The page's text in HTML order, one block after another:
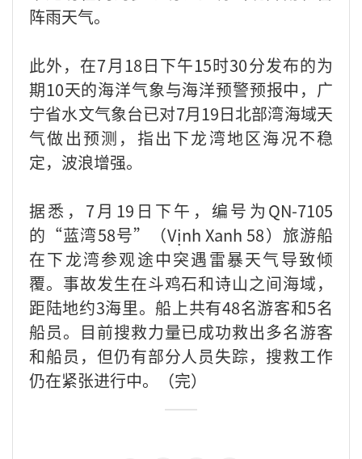
阵雨天气。
此外，在7月18日下午15时30分发布的为
期10天的海洋气象与海洋预警预报中，广
宁省水文气象台已对7月19日北部湾海域天
气做出预测，指出下龙湾地区海况不稳
定，波浪增强。
据悉，7月19日下午，编号为QN-7105
的“蓝湾58号”（Vịnh Xanh 58）旅游船
在下龙湾参观途中突遇雷暴天气导致倾
覆。事故发生在斗鸡石和诗山之间海域，
距陆地约3海里。船上共有48名游客和5名
船员。目前搜救力量已成功救出多名游客
和船员，但仍有部分人员失踪，搜救工作
仍在紧张进行中。（完）